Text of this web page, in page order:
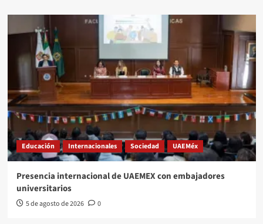
Educación Internacionales Sociedad UAEMéx
Presencia internacional de UAEMEX con embajadores
universitarios
5 de agosto de 2026 0